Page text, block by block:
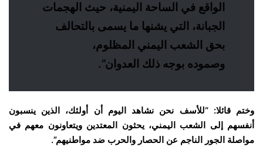
الواقع في الساحة اليمنية، حيث الهجمات
الجبانة، التي يشنها ما يسمى بالتحالف
بحق الشعب اليمني المظلوم،
وصموده بوجه ذلك العدوان”.
وختم قائلا: “للأسف نحن نشاهد اليوم أن أولئك، الذين ينسبون
أنفسهم إلى الشعب اليمني، يحثون المعتدين ويتعاونون معهم في
مواصلة الجور الناجم عن الحصار والحرب ضد مواطنيهم”.